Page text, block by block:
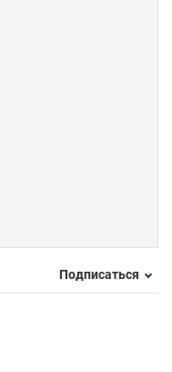
Подписаться